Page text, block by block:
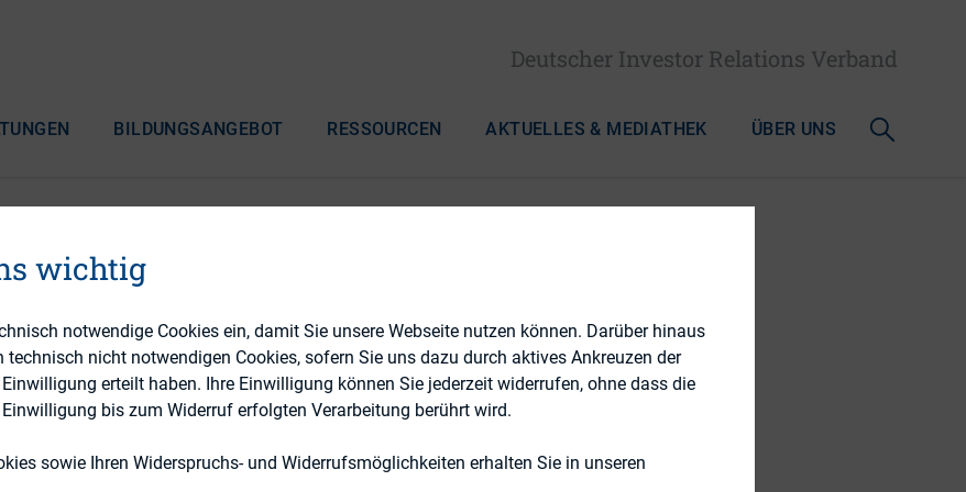
Deutscher Investor Relations Verband
BILDUNGSANGEBOT RESSOURCEN AKTUELLES & MEDIATHEK ÜBER UNS
...
2021
– Modul E, Gruppe 3:
- Formen und
wichtig
notwendige Cookies ein, damit Sie unsere Webseite nutzen können. Darüber hinaus
nicht notwendigen Cookies, sofern Sie uns dazu durch aktives Ankreuzen der
erteilt haben. Ihre Einwilligung können Sie jederzeit widerrufen, ohne dass die
bis zum Widerruf erfolgten Verarbeitung berührt wird.
sowie Ihren Widerspruchs- und Widerrufsmöglichkeiten erhalten Sie in unseren